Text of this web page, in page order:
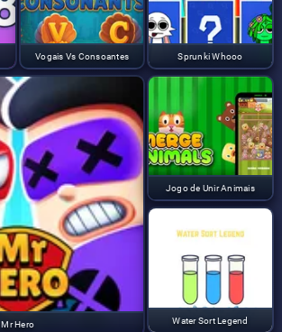
Vogais Vs Consoantes
Mr Hero
Sprunki Whooo
Jogo de Unir Animais
Water Sort Legend